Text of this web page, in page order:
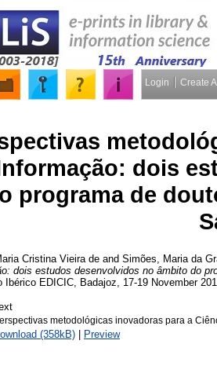
Login Create
dois
programa de
Cristina Vieira de and Simões, Maria da
dois estudos desenvolvidos no âmbito do
Ibérico EDICIC, Badajoz, 17-19 November
metodológicas inovadoras para a
(358kB) | Preview